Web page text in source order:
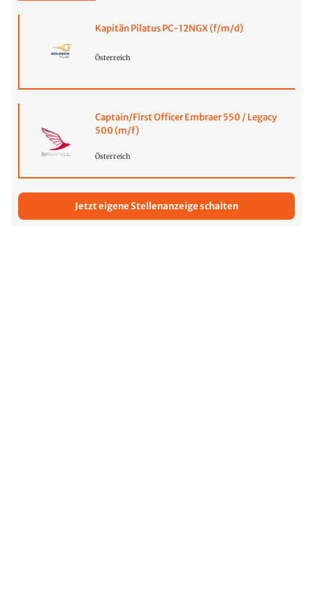
Kapitän Pilatus PC-12NGX (f/m/d)
Österreich
Captain/First Officer Embraer 550 / Legacy
500 (m/f)
Österreich
Jetzt eigene Stellenanzeige schalten